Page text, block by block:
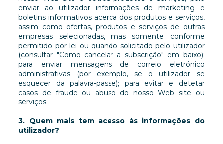
enviar ao utilizador informações de marketing e
boletins informativos acerca dos produtos e serviços,
assim como ofertas, produtos e serviços de outras
empresas selecionadas, mas somente conforme
permitido por lei ou quando solicitado pelo utilizador
(consultar "Como cancelar a subscrição" em baixo);
para enviar mensagens de correio eletrónico
administrativas (por exemplo, se o utilizador se
esquecer da palavra-passe); para evitar e detetar
casos de fraude ou abuso do nosso Web site ou
serviços.
3. Quem mais tem acesso às informações do
utilizador?